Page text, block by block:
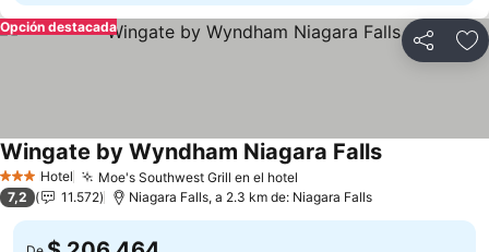
Compartir
Opción destacada
3 Estrellas
Hotel Moe's Southwest Grill en el hotel
Wingate by Wyndham Niagara FallsVer precios
7,2 11.572 Niagara Falls, a 2.3 km de: Niagara Falls